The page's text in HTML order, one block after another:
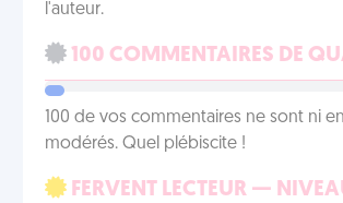
l'auteur.
100 COMMENTAIRES DE
100 de vos commentaires ne sont ni
modérés. Quel plébiscite !
FERVENT LECTEUR —